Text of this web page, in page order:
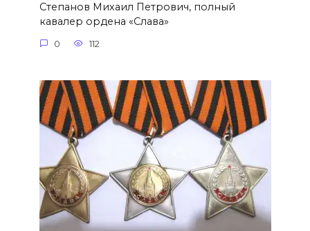
Степанов Михаил Петрович, полный
кавалер ордена «Слава»
0 112